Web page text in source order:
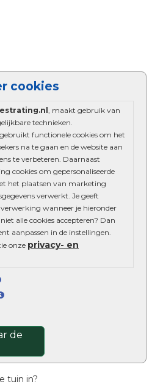
cookies
, maakt gebruik van
technieken.
gebruikt functionele cookies om het
na te gaan en de website aan
te verbeteren. Daarnaast
cookies om gepersonaliseerde
het plaatsen van marketing
verwerkt. Je geeft
wanneer je hieronder
alle cookies accepteren? Dan
aanpassen in de instellingen.
onze privacy- en
de
tuin in?